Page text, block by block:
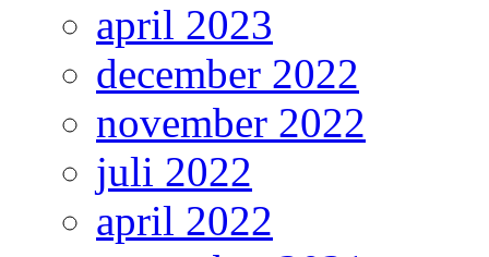
april 2023
december 2022
november 2022
juli 2022
april 2022